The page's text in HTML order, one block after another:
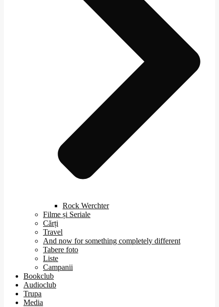
Rock Werchter
Filme și Seriale
Cărți
Travel
And now for something completely different
Tabere foto
Liste
Campanii
Bookclub
Audioclub
Trupa
Media